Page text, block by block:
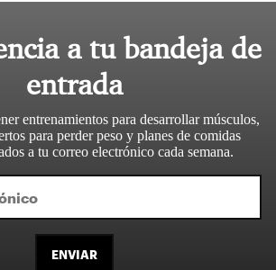
a tu bandeja de
entrada
entrenamientos para desarrollar músculos,
para perder peso y planes de comidas
a tu correo electrónico cada semana.
ENVIAR